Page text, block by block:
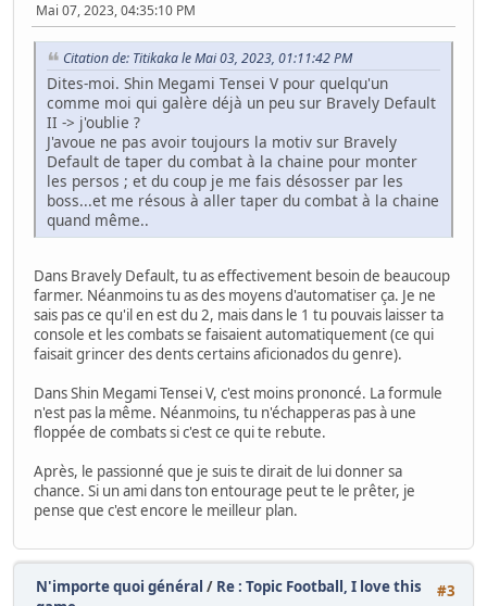
Mai 07, 2023, 04:35:10 PM
Citation de: Titikaka le Mai 03, 2023, 01:11:42 PM
Dites-moi. Shin Megami Tensei V pour quelqu'un
comme moi qui galère déjà un peu sur Bravely Default
II -> j'oublie ?
J'avoue ne pas avoir toujours la motiv sur Bravely
Default de taper du combat à la chaine pour monter
les persos ; et du coup je me fais désosser par les
boss...et me résous à aller taper du combat à la chaine
quand même..
Dans Bravely Default, tu as effectivement besoin de beaucoup
farmer. Néanmoins tu as des moyens d'automatiser ça. Je ne
sais pas ce qu'il en est du 2, mais dans le 1 tu pouvais laisser ta
console et les combats se faisaient automatiquement (ce qui
faisait grincer des dents certains aficionados du genre).
Dans Shin Megami Tensei V, c'est moins prononcé. La formule
n'est pas la même. Néanmoins, tu n'échapperas pas à une
floppée de combats si c'est ce qui te rebute.
Après, le passionné que je suis te dirait de lui donner sa
chance. Si un ami dans ton entourage peut te le prêter, je
pense que c'est encore le meilleur plan.
#3
N'importe quoi général / Re : Topic Football, I love this